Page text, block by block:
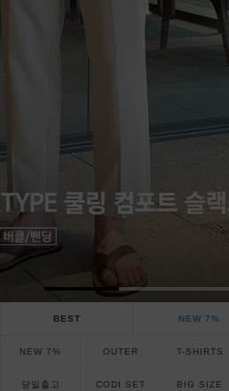
BEST NEW 7%
NEW 7% OUTER T-SHIRTS
당일출고 CODI SET BIG SIZE